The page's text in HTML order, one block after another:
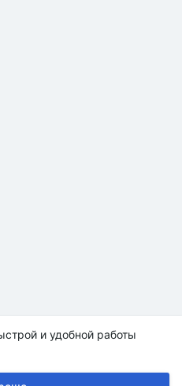
и удобной работы